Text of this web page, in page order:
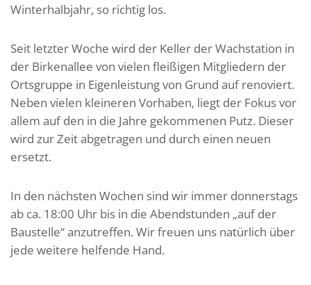
Winterhalbjahr, so richtig los.
Seit letzter Woche wird der Keller der Wachstation in
der Birkenallee von vielen fleißigen Mitgliedern der
Ortsgruppe in Eigenleistung von Grund auf renoviert.
Neben vielen kleineren Vorhaben, liegt der Fokus vor
allem auf den in die Jahre gekommenen Putz. Dieser
wird zur Zeit abgetragen und durch einen neuen
ersetzt.
In den nächsten Wochen sind wir immer donnerstags
ab ca. 18:00 Uhr bis in die Abendstunden „auf der
Baustelle“ anzutreffen. Wir freuen uns natürlich über
jede weitere helfende Hand.